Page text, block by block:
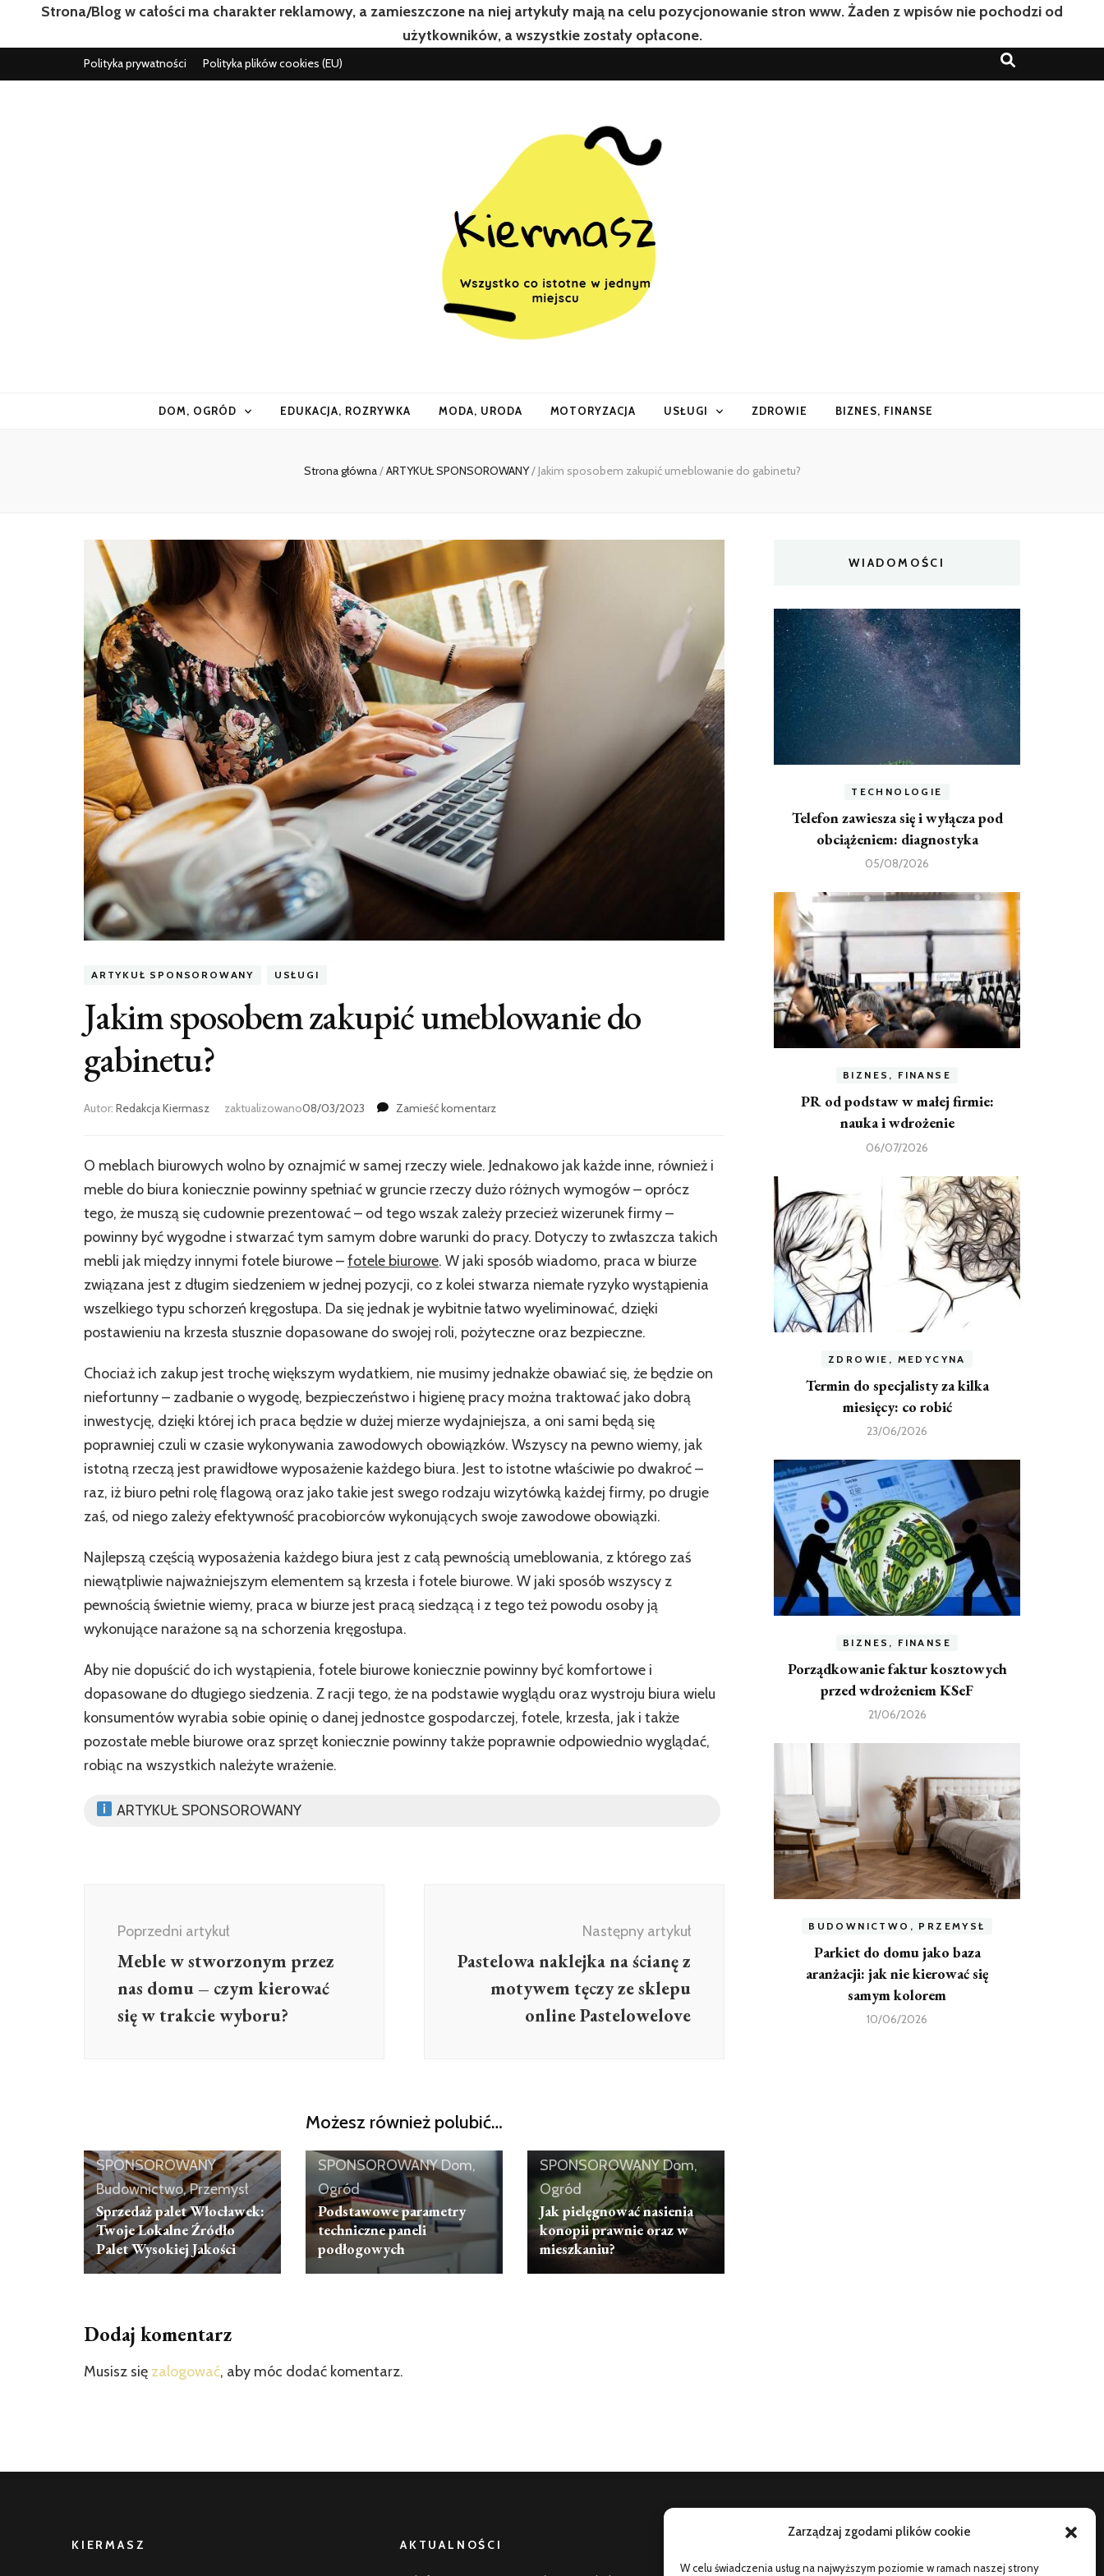
Zarządzaj zgodami plików cookie
W celu świadczenia usług na najwyższym poziomie w ramach naszej strony
Strona/Blog w całości ma charakter reklamowy, a zamieszczone na niej artykuły mają na celu pozycjonowanie stron www. Żaden z wpisów nie pochodzi od
użytkowników, a wszystkie zostały opłacone.
Polityka prywatności Polityka plików cookies (EU)
DOM, OGRÓD EDUKACJA, ROZRYWKA MODA, URODA MOTORYZACJA USŁUGI ZDROWIE BIZNES, FINANSE
Strona główna/ARTYKUŁ SPONSOROWANY/Jakim sposobem zakupić umeblowanie do gabinetu?
ARTYKUŁ SPONSOROWANY USŁUGI
Jakim sposobem zakupić umeblowanie do
gabinetu?
Autor: Redakcja Kiermasz zaktualizowano08/03/2023 Zamieść komentarzwe
sposobem
umeblowanie
do
O meblach biurowych wolno by oznajmić w samej rzeczy wiele. Jednakowo jak każde inne, również i
meble do biura koniecznie powinny spełniać w gruncie rzeczy dużo różnych wymogów – oprócz
tego, że muszą się cudownie prezentować – od tego wszak zależy przecież wizerunek firmy –
powinny być wygodne i stwarzać tym samym dobre warunki do pracy. Dotyczy to zwłaszcza takich
mebli jak między innymi fotele biurowe –fotele biurowe. W jaki sposób wiadomo, praca w biurze
związana jest z długim siedzeniem w jednej pozycji, co z kolei stwarza niemałe ryzyko wystąpienia
wszelkiego typu schorzeń kręgosłupa. Da się jednak je wybitnie łatwo wyeliminować, dzięki
postawieniu na krzesła słusznie dopasowane do swojej roli, pożyteczne oraz bezpieczne.
Chociaż ich zakup jest trochę większym wydatkiem, nie musimy jednakże obawiać się, że będzie on
niefortunny – zadbanie o wygodę, bezpieczeństwo i higienę pracy można traktować jako dobrą
inwestycję, dzięki której ich praca będzie w dużej mierze wydajniejsza, a oni sami będą się
poprawniej czuli w czasie wykonywania zawodowych obowiązków. Wszyscy na pewno wiemy, jak
istotną rzeczą jest prawidłowe wyposażenie każdego biura. Jest to istotne właściwie po dwakroć –
raz, iż biuro pełni rolę flagową oraz jako takie jest swego rodzaju wizytówką każdej firmy, po drugie
zaś, od niego zależy efektywność pracobiorców wykonujących swoje zawodowe obowiązki.
Najlepszą częścią wyposażenia każdego biura jest z całą pewnością umeblowania, z którego zaś
niewątpliwie najważniejszym elementem są krzesła i fotele biurowe. W jaki sposób wszyscy z
pewnością świetnie wiemy, praca w biurze jest pracą siedzącą i z tego też powodu osoby ją
wykonujące narażone są na schorzenia kręgosłupa.
Aby nie dopuścić do ich wystąpienia, fotele biurowe koniecznie powinny być komfortowe i
dopasowane do długiego siedzenia. Z racji tego, że na podstawie wyglądu oraz wystroju biura wielu
konsumentów wyrabia sobie opinię o danej jednostce gospodarczej, fotele, krzesła, jak i także
pozostałe meble biurowe oraz sprzęt koniecznie powinny także poprawnie odpowiednio wyglądać,
robiąc na wszystkich należyte wrażenie.
ARTYKUŁ SPONSOROWANY
wpisuPoprzedni artykuł
Meble w stworzonym przez
nas domu – czym kierować
się w trakcie wyboru?
Następny artykuł
Pastelowa naklejka na ścianę z
motywem tęczy ze sklepu
online Pastelowelove
Możesz również polubić…
SPONSOROWANY
Budownictwo, Przemysł
Sprzedaż palet Włocławek:
Twoje Lokalne Źródło
Palet Wysokiej Jakości
SPONSOROWANYDom,
Ogród
Podstawowe parametry
techniczne paneli
podłogowych
SPONSOROWANY Dom,
Ogród
Jak pielęgnować nasienia
konopii prawnie oraz w
mieszkaniu?
Dodaj komentarz
Musisz się zalogować, aby móc dodać komentarz.
WIADOMOŚCI
TECHNOLOGIE
Telefon zawiesza się i wyłącza pod
obciążeniem: diagnostyka
05/08/2026
BIZNES, FINANSE
PR od podstaw w małej firmie:
nauka i wdrożenie
06/07/2026
ZDROWIE, MEDYCYNA
Termin do specjalisty za kilka
miesięcy: co robić
23/06/2026
BIZNES, FINANSE
Porządkowanie faktur kosztowych
przed wdrożeniem KSeF
21/06/2026
BUDOWNICTWO, PRZEMYSŁ
Parkiet do domu jako baza
aranżacji: jak nie kierować się
samym kolorem
10/06/2026
KIERMASZ AKTUALNOŚCI